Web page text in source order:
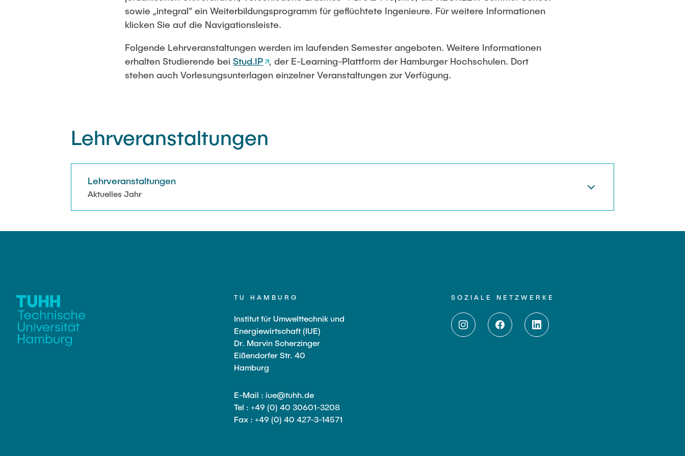
Webinar: Klimaschutz in Hamburg
(2021)
Webinar Series: Green Hydrogen
(2021)
sowie „integral“ ein Weiterbildungsprogramm für geflüchtete Ingenieure. Für weitere Informationen
klicken Sie auf die Navigationsleiste.
Folgende Lehrveranstaltungen werden im laufenden Semester angeboten. Weitere Informationen
erhalten Studierende beiStud.IP , der E-Learning-Plattform der Hamburger Hochschulen. Dort
stehen auch Vorlesungsunterlagen einzelner Veranstaltungen zur Verfügung.
Lehrveranstaltungen
Lehrveranstaltungen
Aktuelles Jahr
TU HAMBURG
Institut für Umwelttechnik und
Energiewirtschaft (IUE)
Dr. Marvin Scherzinger
Eißendorfer Str. 40
Hamburg
E-Mail : iue@tuhh.de
Tel : +49 (0) 40 30601-3208
Fax : +49 (0) 40 427-3-14571
SOZIALE NETZWERKE